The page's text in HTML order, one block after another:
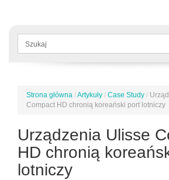
Formularz
wyszukiwania
Jesteś
tutaj
Strona główna /Artykuły / Case Study /
Compact HD chronią koreański port lotniczy
Urządzenia Ulisse
HD chronią
lotniczy